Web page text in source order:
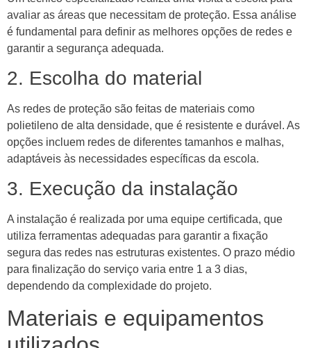
avaliar as áreas que necessitam de proteção. Essa análise
é fundamental para definir as melhores opções de redes e
garantir a segurança adequada.
2. Escolha do material
As redes de proteção são feitas de materiais como
polietileno de alta densidade, que é resistente e durável. As
opções incluem redes de diferentes tamanhos e malhas,
adaptáveis às necessidades específicas da escola.
3. Execução da instalação
A instalação é realizada por uma equipe certificada, que
utiliza ferramentas adequadas para garantir a fixação
segura das redes nas estruturas existentes. O prazo médio
para finalização do serviço varia entre 1 a 3 dias,
dependendo da complexidade do projeto.
Materiais e equipamentos